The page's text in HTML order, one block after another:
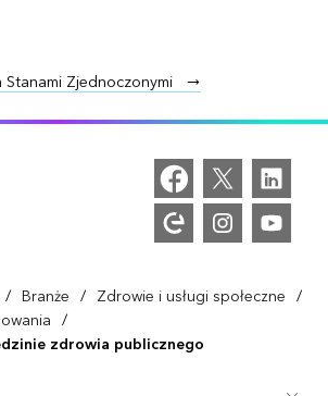
Stanami Zjednoczonymi
/ Branże / Zdrowie i usługi społeczne /
/
zdrowia publicznego